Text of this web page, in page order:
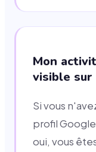
Mon
visible sur
Si vous
profil
oui, vous